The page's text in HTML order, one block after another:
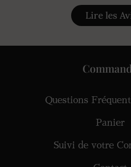
Lire les
Questions
Panier
Suivi de votre